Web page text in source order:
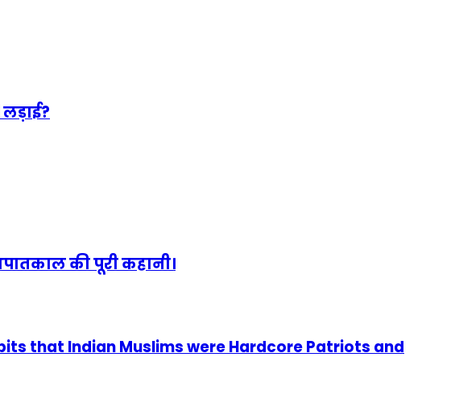
की पूरी कहानी।
that Indian Muslims were Hardcore Patriots and